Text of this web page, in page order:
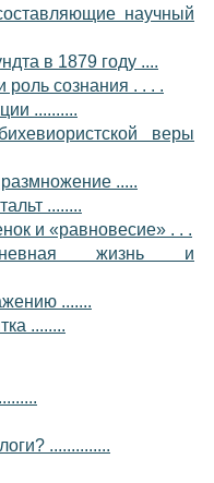
научный
в 1879 году ....
сознания . . . .
..........
веры
.....
........
и «равновесие» . . .
жизнь и
.......
........
..............